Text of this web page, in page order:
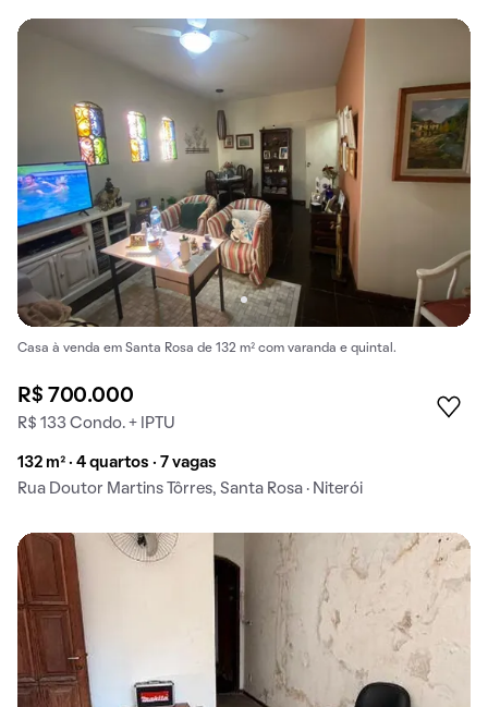
Casa à venda em Santa Rosa de 132 m² com varanda e quintal.
R$ 700.000
R$ 133 Condo. + IPTU
132 m² · 4 quartos · 7 vagas
Rua Doutor Martins Tôrres, Santa Rosa · Niterói